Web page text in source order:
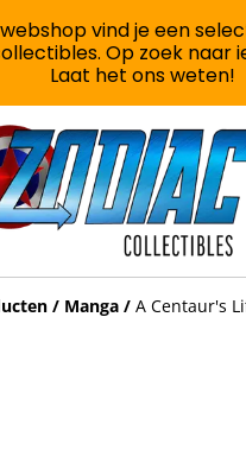
vind je een
Op zoek naar
Laat het ons weten!
/ Manga / A Centaur's